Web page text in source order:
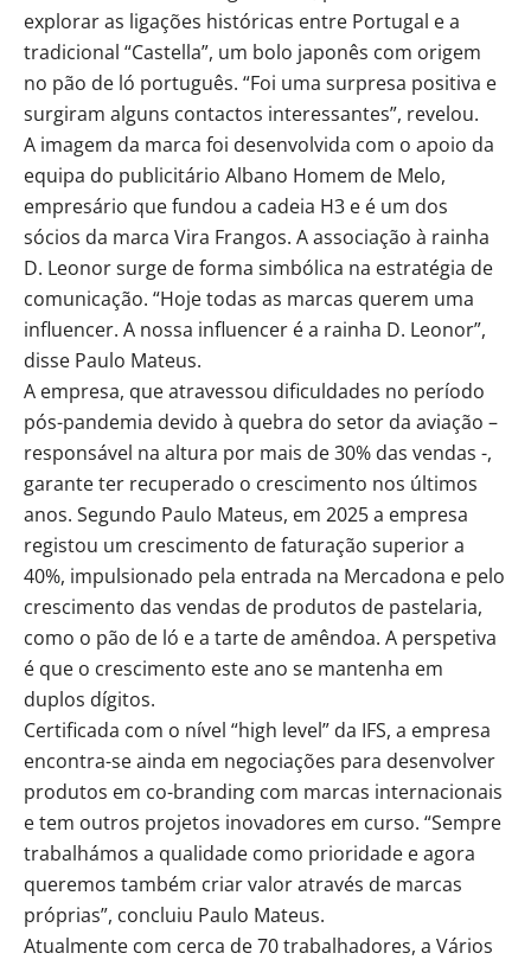
explorar as ligações históricas entre Portugal e a
tradicional “Castella”, um bolo japonês com origem
no pão de ló português. “Foi uma surpresa positiva e
surgiram alguns contactos interessantes”, revelou.
A imagem da marca foi desenvolvida com o apoio da
equipa do publicitário Albano Homem de Melo,
empresário que fundou a cadeia H3 e é um dos
sócios da marca Vira Frangos. A associação à rainha
D. Leonor surge de forma simbólica na estratégia de
comunicação. “Hoje todas as marcas querem uma
influencer. A nossa influencer é a rainha D. Leonor”,
disse Paulo Mateus.
A empresa, que atravessou dificuldades no período
pós-pandemia devido à quebra do setor da aviação –
responsável na altura por mais de 30% das vendas -,
garante ter recuperado o crescimento nos últimos
anos. Segundo Paulo Mateus, em 2025 a empresa
registou um crescimento de faturação superior a
40%, impulsionado pela entrada na Mercadona e pelo
crescimento das vendas de produtos de pastelaria,
como o pão de ló e a tarte de amêndoa. A perspetiva
é que o crescimento este ano se mantenha em
duplos dígitos.
Certificada com o nível “high level” da IFS, a empresa
encontra-se ainda em negociações para desenvolver
produtos em co-branding com marcas internacionais
e tem outros projetos inovadores em curso. “Sempre
trabalhámos a qualidade como prioridade e agora
queremos também criar valor através de marcas
próprias”, concluiu Paulo Mateus.
Atualmente com cerca de 70 trabalhadores, a Vários